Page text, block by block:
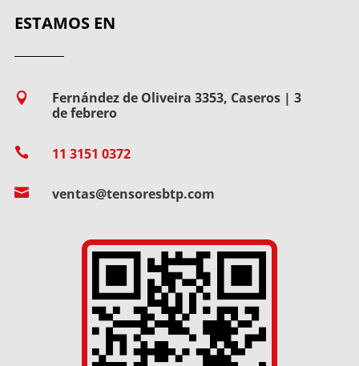
ESTAMOS EN

Fernández de Oliveira 3353, Caseros | 3
de febrero
 11 3151 0372
 ventas@tensoresbtp.com